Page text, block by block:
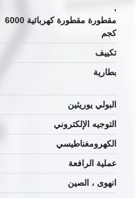
,
مقطورة مقطورة كهربائية 6000
كجم
تكييف
بطارية
البولي يوريثين
التوجيه الإلكتروني
الكهرومغناطيسي
عملية الرافعة
انهوى ، الصين